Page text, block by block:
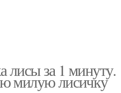
лисы за 1 минуту.
милую лисичку